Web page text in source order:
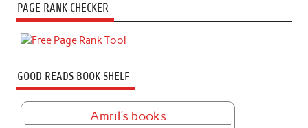
PAGE RANK CHECKER
GOOD READS BOOK SHELF
Amril's books